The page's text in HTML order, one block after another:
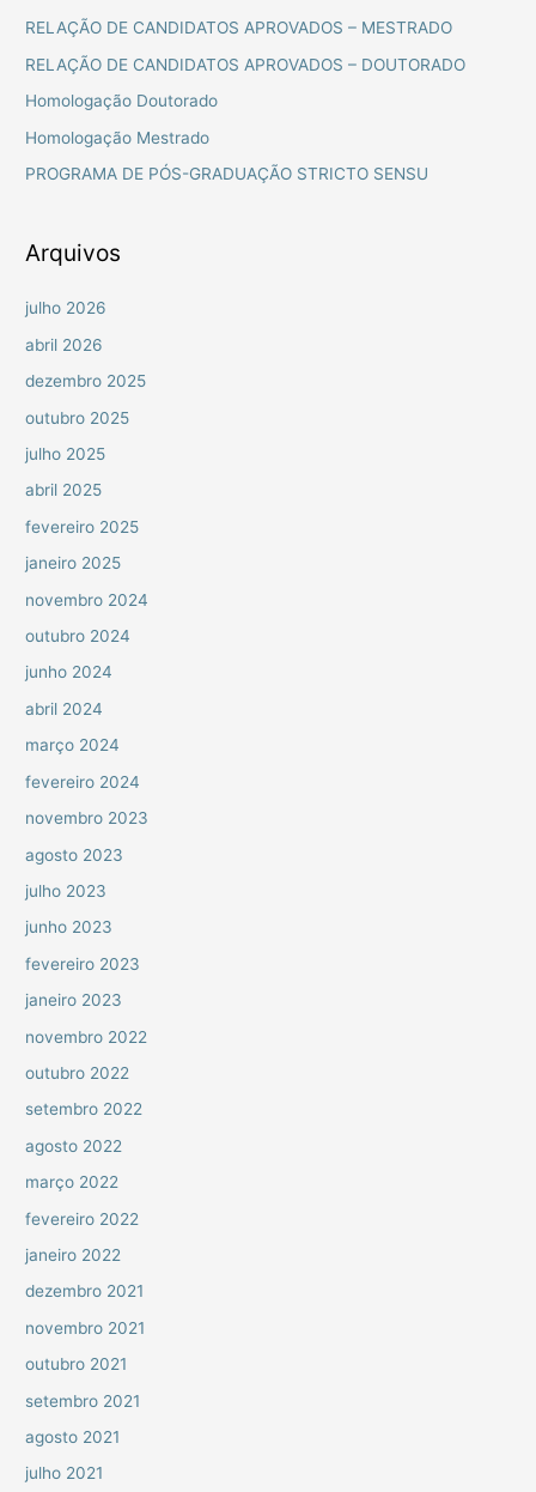
u
r
p
r
RELAÇÃO DE CANDIDATOS APROVADOS – MESTRADO
RELAÇÃO DE CANDIDATOS APROVADOS – DOUTORADO
Homologação Doutorado
Homologação Mestrado
PROGRAMA DE PÓS-GRADUAÇÃO STRICTO SENSU
Arquivos
julho 2026
abril 2026
dezembro 2025
outubro 2025
julho 2025
abril 2025
fevereiro 2025
janeiro 2025
novembro 2024
outubro 2024
junho 2024
abril 2024
março 2024
fevereiro 2024
novembro 2023
agosto 2023
julho 2023
junho 2023
fevereiro 2023
janeiro 2023
novembro 2022
outubro 2022
setembro 2022
agosto 2022
março 2022
fevereiro 2022
janeiro 2022
dezembro 2021
novembro 2021
outubro 2021
setembro 2021
agosto 2021
julho 2021